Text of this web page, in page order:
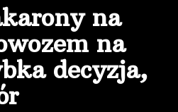
na
na
decyzja,